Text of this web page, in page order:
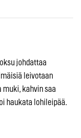
johdattaa
leivotaan
muki, kahvin saa
haukata lohileipää.